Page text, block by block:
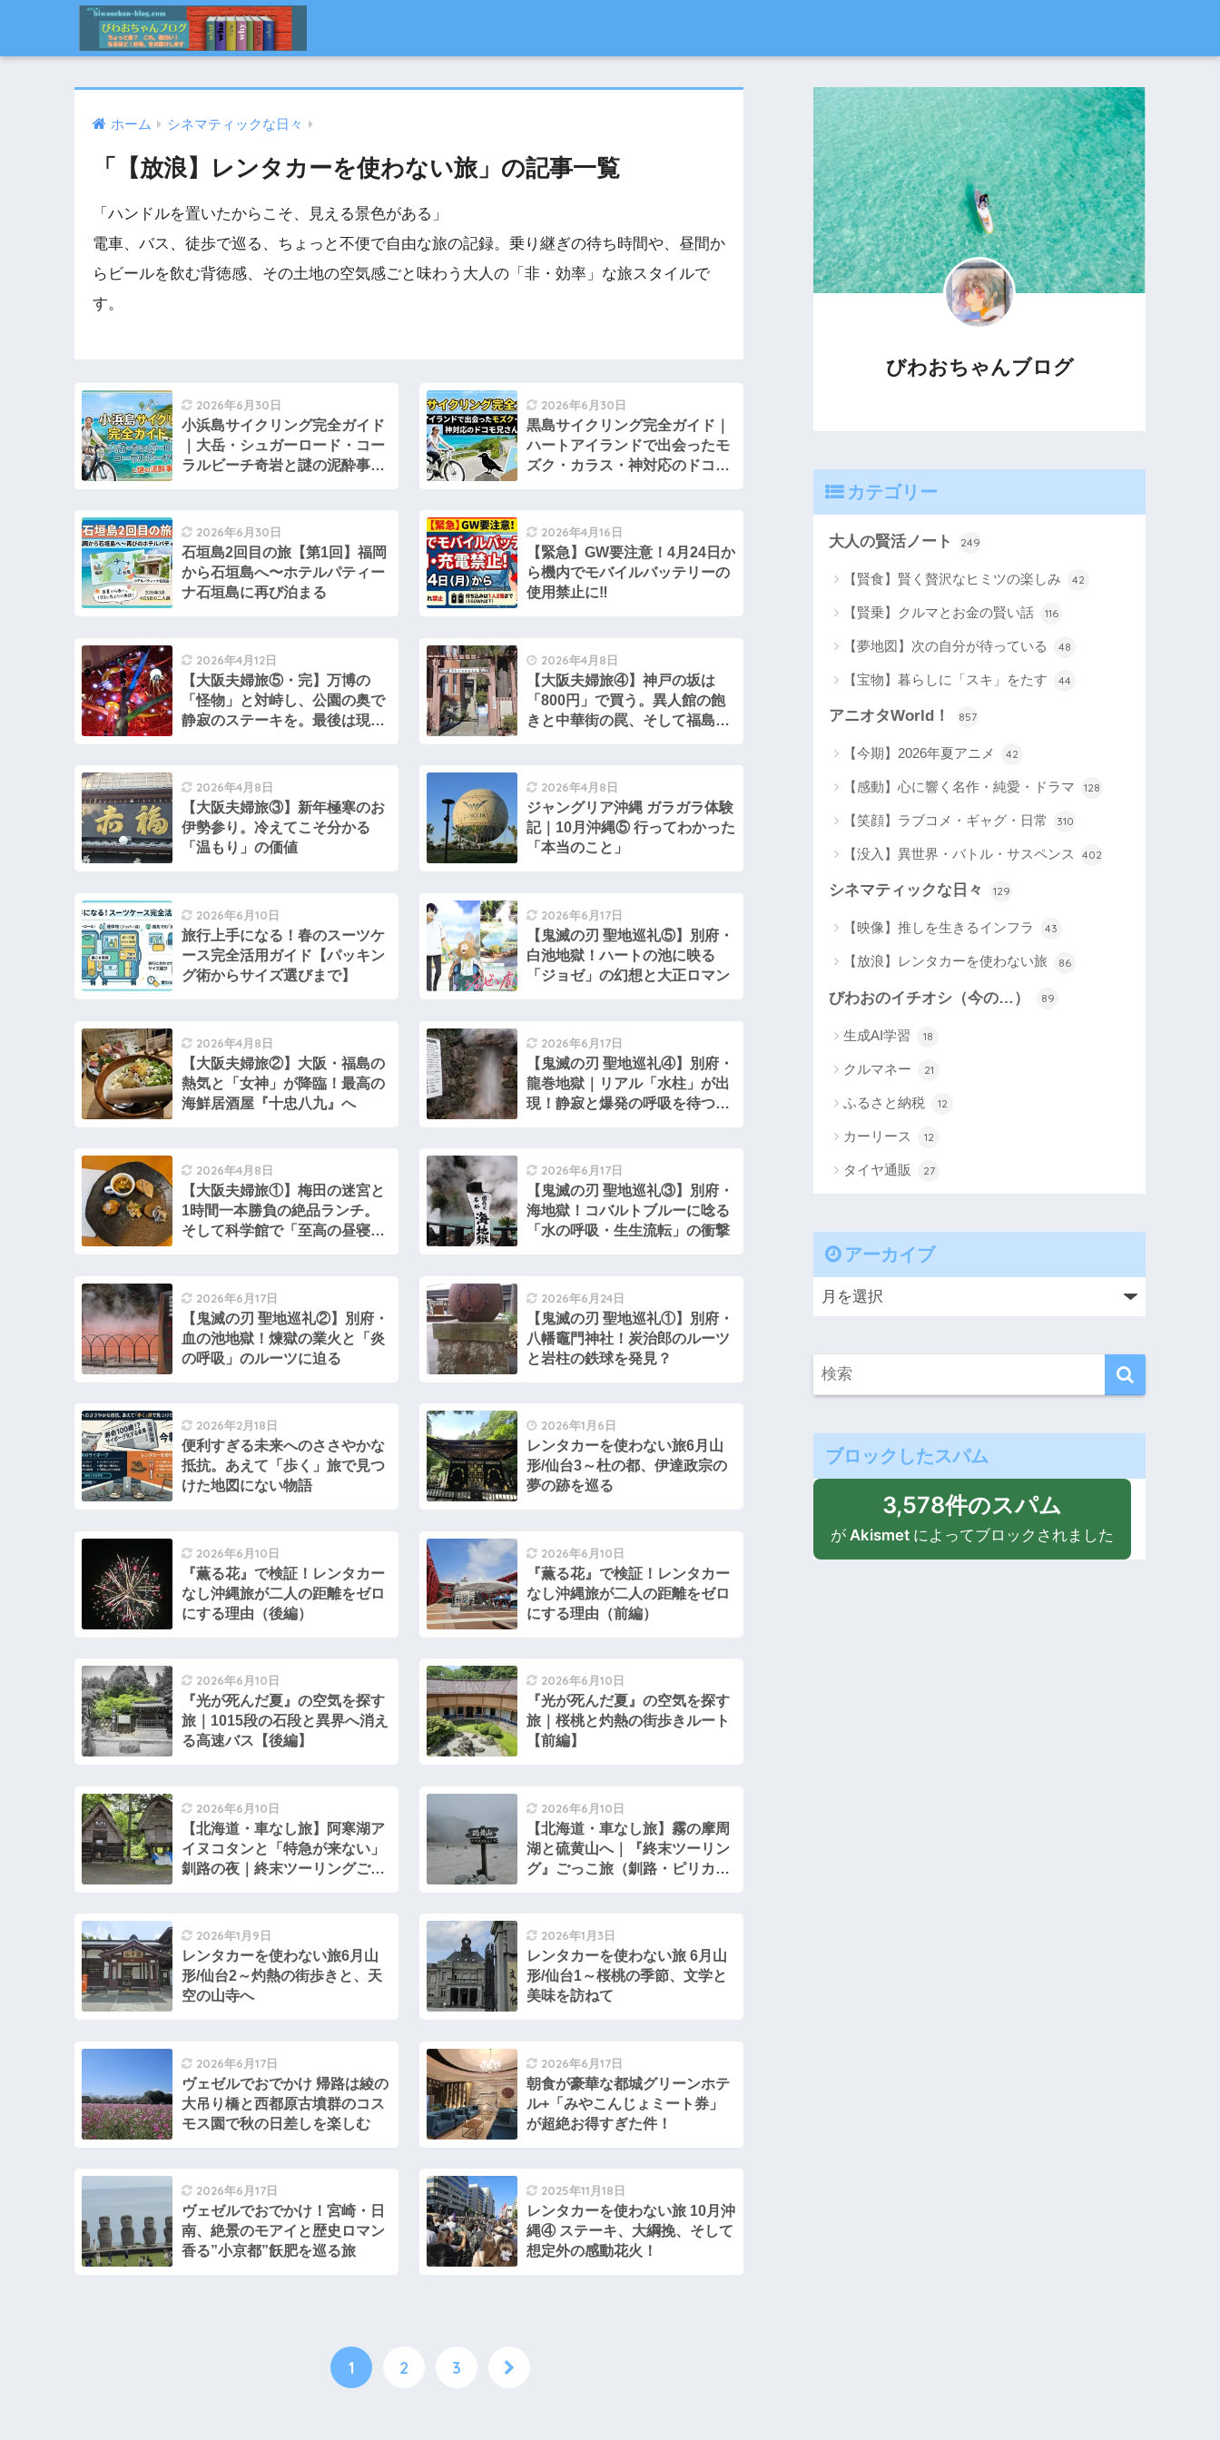
ホーム シネマティックな日々
「【放浪】レンタカーを使わない旅」の記事一覧
「ハンドルを置いたからこそ、見える景色がある」
電車、バス、徒歩で巡る、ちょっと不便で自由な旅の記録。乗り継ぎの待ち時間や、昼間か
らビールを飲む背徳感、その土地の空気感ごと味わう大人の「非・効率」な旅スタイルで
す。
2026年6月30日
小浜島サイクリング完全ガイド
｜大岳・シュガーロード・コー
ラルビーチ奇岩と謎の泥酔事件
2026年6月30日
黒島サイクリング完全ガイド｜
ハートアイランドで出会ったモ
ズク・カラス・神対応のドコモ
2026年6月30日
石垣島2回目の旅【第1回】福岡
から石垣島へ〜ホテルパティー
ナ石垣島に再び泊まる
2026年4月16日
【緊急】GW要注意！4月24日か
ら機内でモバイルバッテリーの
使用禁止に‼
2026年4月12日
【大阪夫婦旅⑤・完】万博の
「怪物」と対峙し、公園の奥で
静寂のステーキを。最後は現代
2026年4月8日
【大阪夫婦旅④】神戸の坂は
「800円」で買う。異人館の飽
きと中華街の罠、そして福島の
2026年4月8日
【大阪夫婦旅③】新年極寒のお
伊勢参り。冷えてこそ分かる
「温もり」の価値
2026年4月8日
ジャングリア沖縄 ガラガラ体験
記｜10月沖縄⑤ 行ってわかった
「本当のこと」
2026年6月10日
旅行上手になる！春のスーツケ
ース完全活用ガイド【パッキン
グ術からサイズ選びまで】
2026年6月17日
【鬼滅の刃 聖地巡礼⑤】別府・
白池地獄！ハートの池に映る
「ジョゼ」の幻想と大正ロマン
2026年4月8日
【大阪夫婦旅②】大阪・福島の
熱気と「女神」が降臨！最高の
海鮮居酒屋『十忠八九』へ
2026年6月17日
【鬼滅の刃 聖地巡礼④】別府・
龍巻地獄｜リアル「水柱」が出
現！静寂と爆発の呼吸を待つ時
2026年4月8日
【大阪夫婦旅①】梅田の迷宮と
1時間一本勝負の絶品ランチ。
そして科学館で「至高の昼寝」
2026年6月17日
​【鬼滅の刃 聖地巡礼③】別府・
海地獄！コバルトブルーに唸る
「水の呼吸・生生流転」の衝撃​
2026年6月17日
【鬼滅の刃 聖地巡礼②】別府・
血の池地獄！煉獄の業火と「炎
の呼吸」のルーツに迫る
2026年6月24日
【鬼滅の刃 聖地巡礼①】別府・
八幡竈門神社！炭治郎のルーツ
と岩柱の鉄球を発見？
2026年2月18日
便利すぎる未来へのささやかな
抵抗。あえて「歩く」旅で見つ
けた地図にない物語
2026年1月6日
レンタカーを使わない旅6月山
形/仙台3～杜の都、伊達政宗の
夢の跡を巡る
2026年6月10日
『薫る花』で検証！レンタカー
なし沖縄旅が二人の距離をゼロ
にする理由（後編）
2026年6月10日
『薫る花』で検証！レンタカー
なし沖縄旅が二人の距離をゼロ
にする理由（前編）
2026年6月10日
『光が死んだ夏』の空気を探す
旅｜1015段の石段と異界へ消え
る高速バス【後編】
2026年6月10日
『光が死んだ夏』の空気を探す
旅｜桜桃と灼熱の街歩きルート
【前編】
2026年6月10日
【北海道・車なし旅】阿寒湖ア
イヌコタンと「特急が来ない」
釧路の夜｜終末ツーリングごっ
2026年6月10日
【北海道・車なし旅】霧の摩周
湖と硫黄山へ｜『終末ツーリン
グ』ごっこ旅（釧路・ピリカ
2026年1月9日
レンタカーを使わない旅6月山
形/仙台2～灼熱の街歩きと、天
空の山寺へ
2026年1月3日
レンタカーを使わない旅 6月山
形/仙台1～桜桃の季節、文学と
美味を訪ねて
2026年6月17日
ヴェゼルでおでかけ 帰路は綾の
大吊り橋と西都原古墳群のコス
モス園で秋の日差しを楽しむ
2026年6月17日
朝食が豪華な都城グリーンホテ
ル+「みやこんじょミート券」
が超絶お得すぎた件！
2026年6月17日
ヴェゼルでおでかけ！宮崎・日
南、絶景のモアイと歴史ロマン
香る”小京都”飫肥を巡る旅
2025年11月18日
レンタカーを使わない旅 10月沖
縄④ ステーキ、大綱挽、そして
想定外の感動花火！
1 2 3
びわおちゃんブログ
カテゴリー
大人の賢活ノート 249
【賢食】賢く贅沢なヒミツの楽しみ 42
【賢乗】クルマとお金の賢い話 116
【夢地図】次の自分が待っている 48
【宝物】暮らしに「スキ」をたす 44
アニオタWorld！ 857
【今期】2026年夏アニメ 42
【感動】心に響く名作・純愛・ドラマ 128
【笑顔】ラブコメ・ギャグ・日常 310
【没入】異世界・バトル・サスペンス 402
シネマティックな日々 129
【映像】推しを生きるインフラ 43
【放浪】レンタカーを使わない旅 86
びわおのイチオシ（今の…） 89
生成AI学習 18
クルマネー 21
ふるさと納税 12
カーリース 12
タイヤ通販 27
アーカイブ
ブロックしたスパム
3,578件のスパム
が Akismet によってブロックされました